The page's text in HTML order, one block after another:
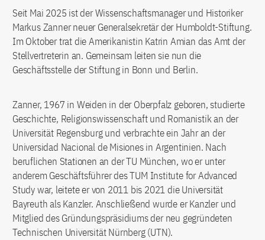
Seit Mai 2025 ist der Wissenschaftsmanager und Historiker
Markus Zanner neuer Generalsekretär der Humboldt-Stiftung.
Im Oktober trat die Amerikanistin Katrin Amian das Amt der
Stellvertreterin an. Gemeinsam leiten sie nun die
Geschäftsstelle der Stiftung in Bonn und Berlin.
Zanner, 1967 in Weiden in der Oberpfalz geboren, studierte
Geschichte, Religionswissenschaft und Romanistik an der
Universität Regensburg und verbrachte ein Jahr an der
Universidad Nacional de Misiones in Argentinien. Nach
beruflichen Stationen an der TU München, wo er unter
anderem Geschäftsführer des TUM Institute for Advanced
Study war, leitete er von 2011 bis 2021 die Universität
Bayreuth als Kanzler. Anschließend wurde er Kanzler und
Mitglied des Gründungspräsidiums der neu gegründeten
Technischen Universität Nürnberg (UTN).